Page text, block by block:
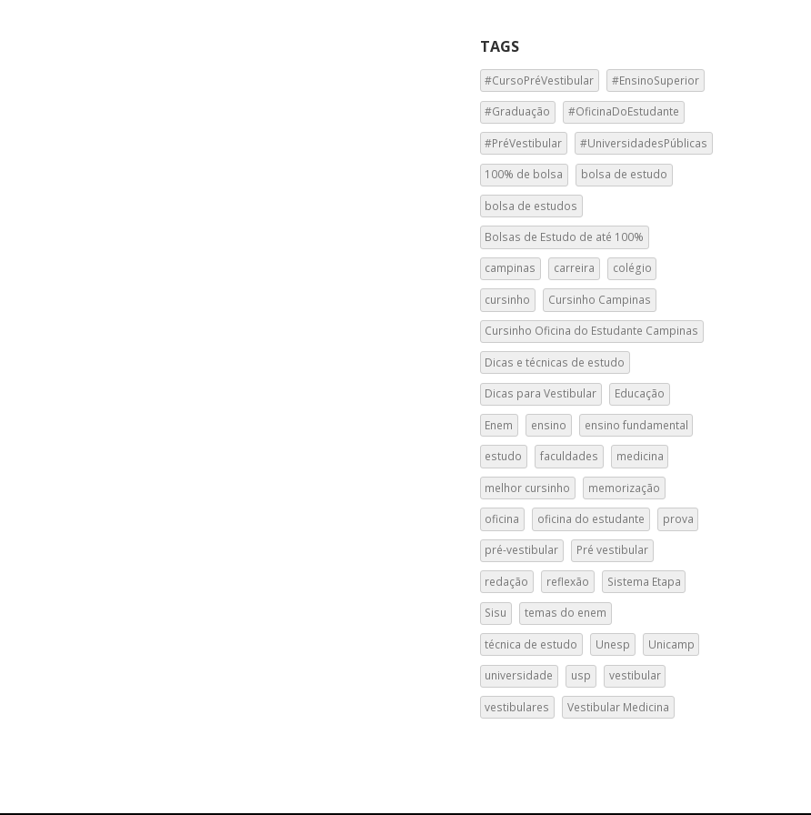
TAGS
#CursoPréVestibular #EnsinoSuperior
#Graduação #OficinaDoEstudante
#PréVestibular #UniversidadesPúblicas
100% de bolsa bolsa de estudo
bolsa de estudos
Bolsas de Estudo de até 100%
campinas carreira colégio
cursinho Cursinho Campinas
Cursinho Oficina do Estudante Campinas
Dicas e técnicas de estudo
Dicas para Vestibular Educação
Enem ensino ensino fundamental
estudo faculdades medicina
melhor cursinho memorização
oficina oficina do estudante prova
pré-vestibular Pré vestibular
redação reflexão Sistema Etapa
Sisu temas do enem
técnica de estudo Unesp Unicamp
universidade usp vestibular
vestibulares Vestibular Medicina